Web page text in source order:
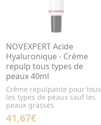
NOVEXPERT Acide
Hyaluronique - Crème
repulp tous types de
peaux 40ml
Crème repulpante pour tous
les types de peaux sauf les
peaux grasses
41,67€